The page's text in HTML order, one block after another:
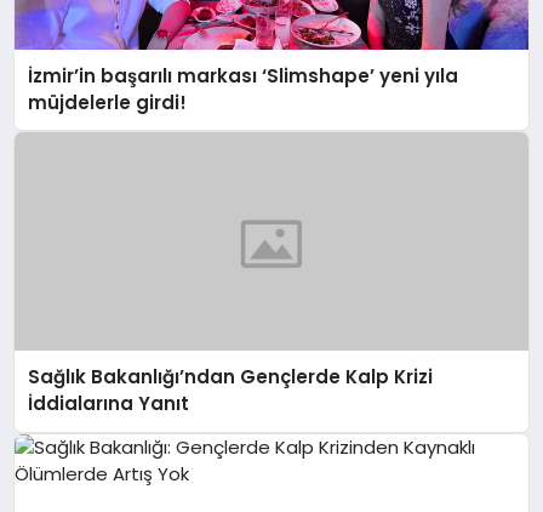
İzmir’in başarılı markası ‘Slimshape’ yeni yıla
müjdelerle girdi!
Sağlık Bakanlığı’ndan Gençlerde Kalp Krizi
İddialarına Yanıt